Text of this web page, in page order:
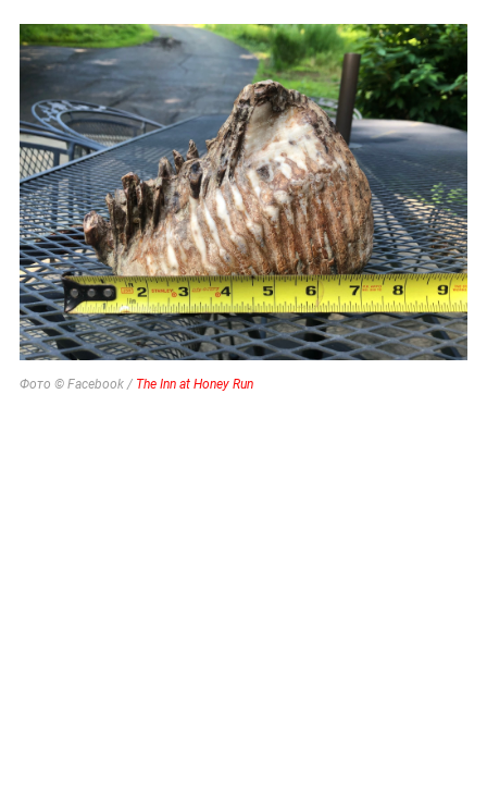
Фото © Facebook / The Inn at Honey Run